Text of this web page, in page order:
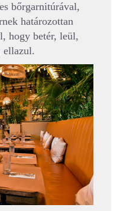
bőrgarnitúrával,
határozottan
hogy betér, leül,
ellazul.